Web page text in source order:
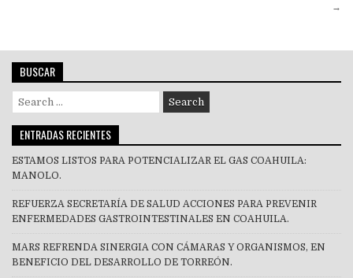
→
BUSCAR
Search
for:
ENTRADAS RECIENTES
ESTAMOS LISTOS PARA POTENCIALIZAR EL GAS COAHUILA:
MANOLO.
REFUERZA SECRETARÍA DE SALUD ACCIONES PARA PREVENIR
ENFERMEDADES GASTROINTESTINALES EN COAHUILA.
MARS REFRENDA SINERGIA CON CÁMARAS Y ORGANISMOS, EN
BENEFICIO DEL DESARROLLO DE TORREÓN.